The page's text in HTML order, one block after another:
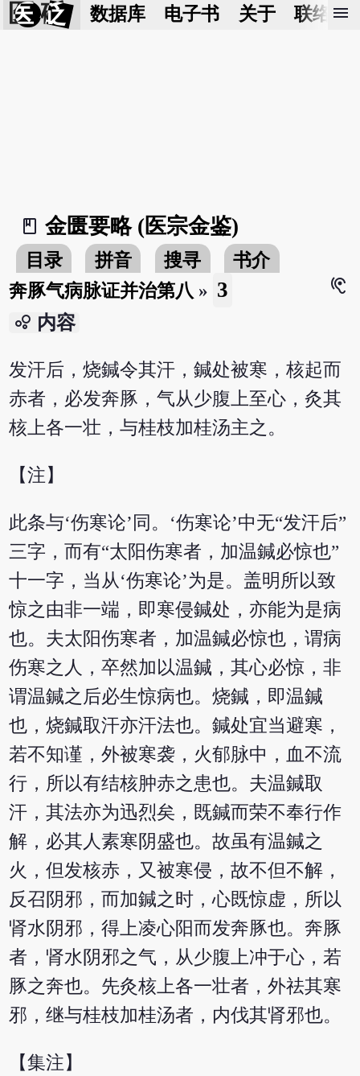
医 砭 数据库 电子书 关于 联络我
menu
book_2
金匮要略 (医宗金鉴)
目录 拼音 搜寻
书介
奔豚气病脉证并治第八 » 3
hearing
bubble_chart 内容
发汗后，烧鍼令其汗，鍼处被寒，核起而
赤者，必发奔豚，气从少腹上至心，灸其
核上各一壮，与桂枝加桂汤主之。
【注】
此条与‘伤寒论’同。‘伤寒论’中无“发汗后”
三字，而有“太阳伤寒者，加温鍼必惊也”
十一字，当从‘伤寒论’为是。盖明所以致
惊之由非一端，即寒侵鍼处，亦能为是病
也。夫太阳伤寒者，加温鍼必惊也，谓病
伤寒之人，卒然加以温鍼，其心必惊，非
谓温鍼之后必生惊病也。烧鍼，即温鍼
也，烧鍼取汗亦汗法也。鍼处宜当避寒，
若不知谨，外被寒袭，火郁脉中，血不流
行，所以有结核肿赤之患也。夫温鍼取
汗，其法亦为迅烈矣，既鍼而荣不奉行作
解，必其人素寒阴盛也。故虽有温鍼之
火，但发核赤，又被寒侵，故不但不解，
反召阴邪，而加鍼之时，心既惊虚，所以
肾水阴邪，得上凌心阳而发奔豚也。奔豚
者，肾水阴邪之气，从少腹上冲于心，若
豚之奔也。先灸核上各一壮者，外祛其寒
邪，继与桂枝加桂汤者，内伐其肾邪也。
【集注】